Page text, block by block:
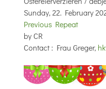
Sunday, 22. February
Previous Repeat
by CR
Contact: Frau Greger,